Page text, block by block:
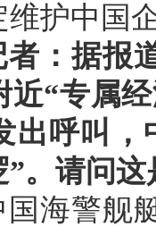
护中国
：据报
近“专属
出呼叫
。请问这
海警舰